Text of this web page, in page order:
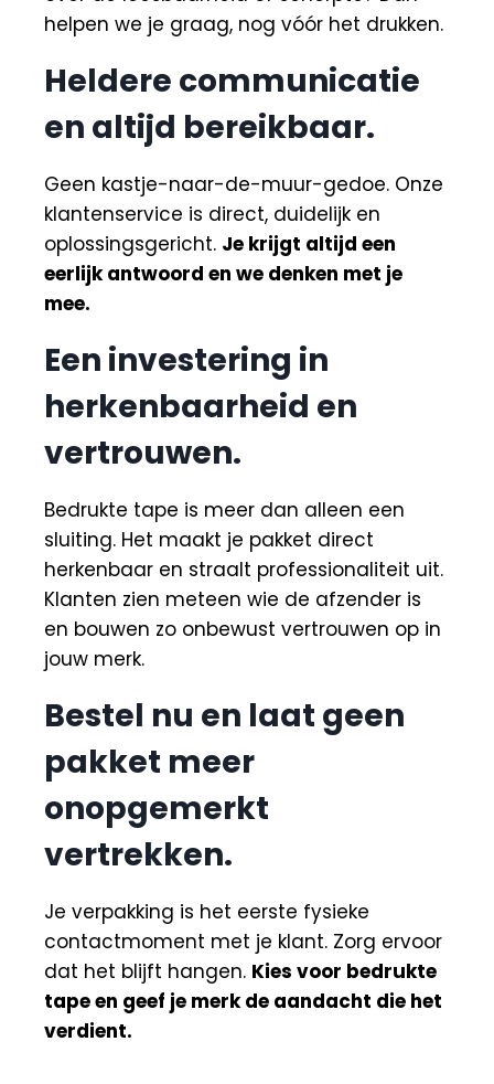
helpen we je graag, nog vóór het drukken.
Heldere communicatie
en altijd bereikbaar.
Geen kastje-naar-de-muur-gedoe. Onze
klantenservice is direct, duidelijk en
oplossingsgericht. Je krijgt altijd een
eerlijk antwoord en we denken met je
mee.
Een investering in
herkenbaarheid en
vertrouwen.
Bedrukte tape is meer dan alleen een
sluiting. Het maakt je pakket direct
herkenbaar en straalt professionaliteit uit.
Klanten zien meteen wie de afzender is
en bouwen zo onbewust vertrouwen op in
jouw merk.
Bestel nu en laat geen
pakket meer
onopgemerkt
vertrekken.
Je verpakking is het eerste fysieke
contactmoment met je klant. Zorg ervoor
dat het blijft hangen. Kies voor bedrukte
tape en geef je merk de aandacht die het
verdient.